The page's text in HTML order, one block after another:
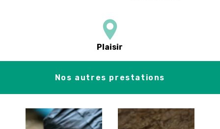
Plaisir
Nos autres prestations